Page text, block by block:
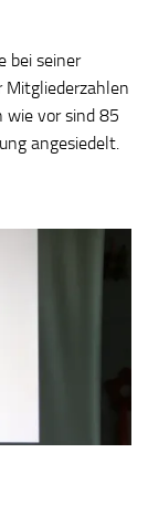
bei seiner
Mitgliederzahlen
wie vor sind 85
angesiedelt.